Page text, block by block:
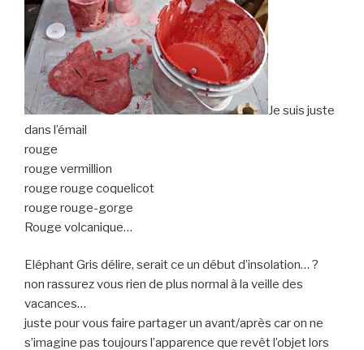
Je suis juste
dans l’émail
rouge
rouge vermillion
rouge rouge coquelicot
rouge rouge-gorge
Rouge volcanique…
Eléphant Gris délire, serait ce un début d’insolation… ?
non rassurez vous rien de plus normal à la veille des
vacances…
juste pour vous faire partager un avant/après car on ne
s’imagine pas toujours l’apparence que revêt l’objet lors